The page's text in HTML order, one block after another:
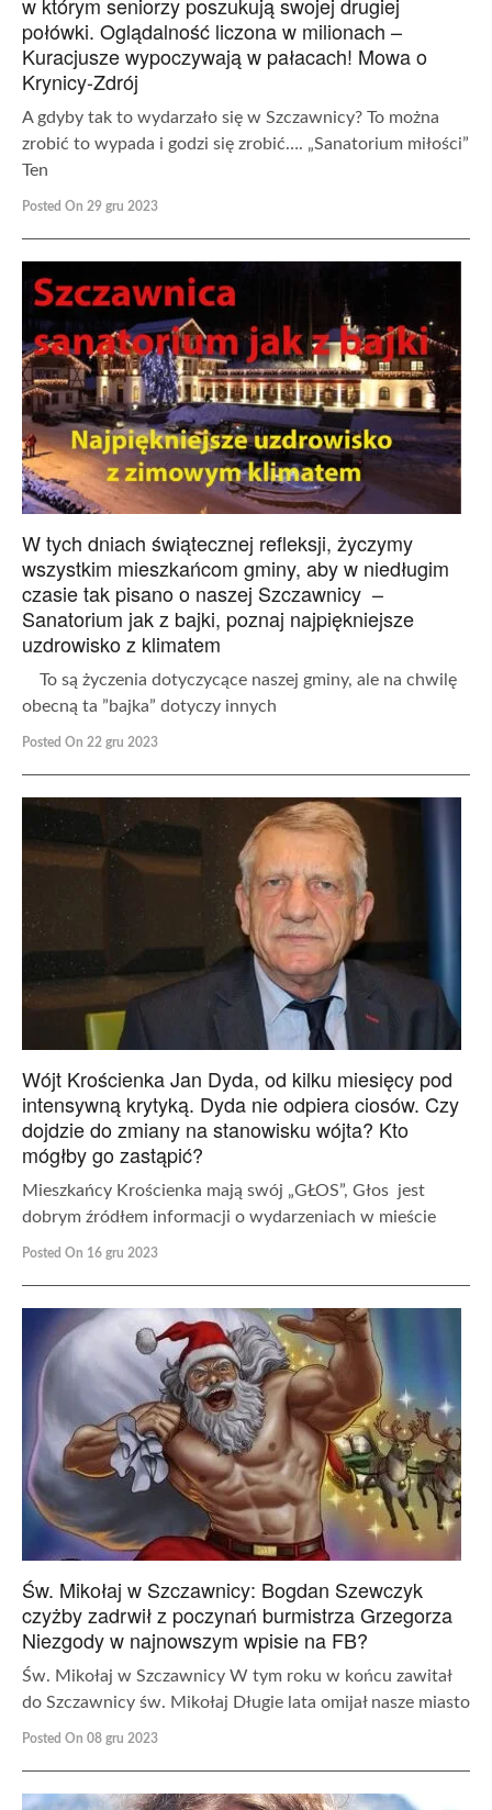
połówki. Oglądalność liczona w milionach –
Kuracjusze wypoczywają w pałacach! Mowa o
Krynicy-Zdrój
A gdyby tak to wydarzało się w Szczawnicy? To można
zrobić to wypada i godzi się zrobić…. „Sanatorium miłości”
Ten
Posted On 29 gru 2023
W tych dniach świątecznej refleksji, życzymy
wszystkim mieszkańcom gminy, aby w niedługim
czasie tak pisano o naszej Szczawnicy –
Sanatorium jak z bajki, poznaj najpiękniejsze
uzdrowisko z klimatem
To są życzenia dotyczycące naszej gminy, ale na chwilę
obecną ta ”bajka” dotyczy innych
Posted On 22 gru 2023
Wójt Krościenka Jan Dyda, od kilku miesięcy pod
intensywną krytyką. Dyda nie odpiera ciosów. Czy
dojdzie do zmiany na stanowisku wójta? Kto
mógłby go zastąpić?
Mieszkańcy Krościenka mają swój „GŁOS”, Głos jest
dobrym źródłem informacji o wydarzeniach w mieście
Posted On 16 gru 2023
Św. Mikołaj w Szczawnicy: Bogdan Szewczyk
czyżby zadrwił z poczynań burmistrza Grzegorza
Niezgody w najnowszym wpisie na FB?
Św. Mikołaj w Szczawnicy W tym roku w końcu zawitał
do Szczawnicy św. Mikołaj Długie lata omijał nasze miasto
Posted On 08 gru 2023